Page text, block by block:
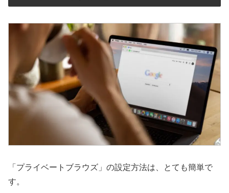
「プライベートブラウズ」の設定方法は、とても簡単で
す。